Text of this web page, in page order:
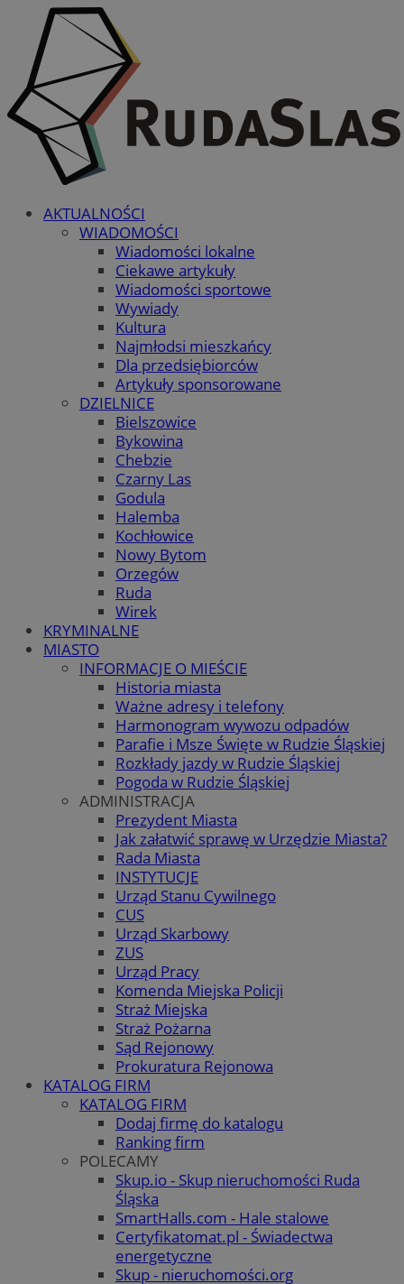
AKTUALNOŚCI
WIADOMOŚCI
Wiadomości lokalne
Ciekawe artykuły
Wiadomości sportowe
Wywiady
Kultura
Najmłodsi mieszkańcy
Dla przedsiębiorców
Artykuły sponsorowane
DZIELNICE
Bielszowice
Bykowina
Chebzie
Czarny Las
Godula
Halemba
Kochłowice
Nowy Bytom
Orzegów
Ruda
Wirek
KRYMINALNE
MIASTO
INFORMACJE O MIEŚCIE
Historia miasta
Ważne adresy i telefony
Harmonogram wywozu odpadów
Parafie i Msze Święte w Rudzie Śląskiej
Rozkłady jazdy w Rudzie Śląskiej
Pogoda w Rudzie Śląskiej
ADMINISTRACJA
Prezydent Miasta
Jak załatwić sprawę w Urzędzie Miasta?
Rada Miasta
INSTYTUCJE
Urząd Stanu Cywilnego
CUS
Urząd Skarbowy
ZUS
Urząd Pracy
Komenda Miejska Policji
Straż Miejska
Straż Pożarna
Sąd Rejonowy
Prokuratura Rejonowa
KATALOG FIRM
KATALOG FIRM
Dodaj firmę do katalogu
Ranking firm
POLECAMY
Skup.io - Skup nieruchomości Ruda
Śląska
SmartHalls.com - Hale stalowe
Certyfikatomat.pl - Świadectwa
energetyczne
Skup - nieruchomości.org